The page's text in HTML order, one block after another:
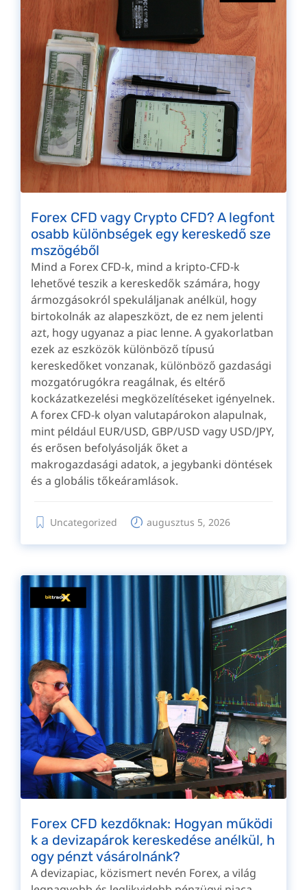
Forex CFD vagy Crypto CFD? A legfont
osabb különbségek egy kereskedő sze
mszögéből
Mind a Forex CFD-k, mind a kripto-CFD-k
lehetővé teszik a kereskedők számára, hogy
ármozgásokról spekuláljanak anélkül, hogy
birtokolnák az alapeszközt, de ez nem jelenti
azt, hogy ugyanaz a piac lenne. A gyakorlatban
ezek az eszközök különböző típusú
kereskedőket vonzanak, különböző gazdasági
mozgatórugókra reagálnak, és eltérő
kockázatkezelési megközelítéseket igényelnek.
A forex CFD-k olyan valutapárokon alapulnak,
mint például EUR/USD, GBP/USD vagy USD/JPY,
és erősen befolyásolják őket a
makrogazdasági adatok, a jegybanki döntések
és a globális tőkeáramlások.
Uncategorized augusztus 5, 2026
Forex CFD kezdőknak: Hogyan működi
k a devizapárok kereskedése anélkül, h
ogy pénzt vásárolnánk?
A devizapiac, közismert nevén Forex, a világ